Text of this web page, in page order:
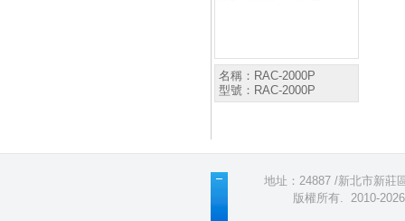
名稱： RAC-2000P
型號： RAC-2000P
地址：24887 /新北市新
版權所有. 2010-